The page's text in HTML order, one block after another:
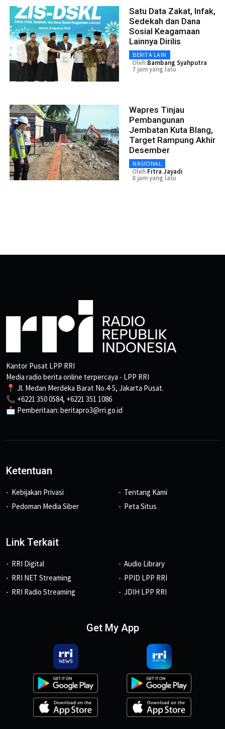
Satu Data Zakat, Infak,
Sedekah dan Dana
Sosial Keagamaan
Lainnya Dirilis
BERITA LAIN
Oleh Bambang Syahputra
7 jam yang lalu
Wapres Tinjau
Pembangunan
Jembatan Kuta Blang,
Target Rampung Akhir
Desember
NASIONAL
Oleh Fitra Jayadi
8 jam yang lalu
Kantor Pusat LPP RRI
Media radio berita online terpercaya - LPP RRI
📍 Jl. Medan Merdeka Barat No.4-5, Jakarta Pusat.
📞 +6221 350 0584, +6221 351 1086
📩 Pemberitaan: beritapro3@rri.go.id
Ketentuan
Kebijakan Privasi
Pedoman Media Siber
Tentang Kami
Peta Situs
Link Terkait
RRI Digital
RRI NET Streaming
RRI Radio Streaming
Audio Library
PPID LPP RRI
JDIH LPP RRI
Get My App